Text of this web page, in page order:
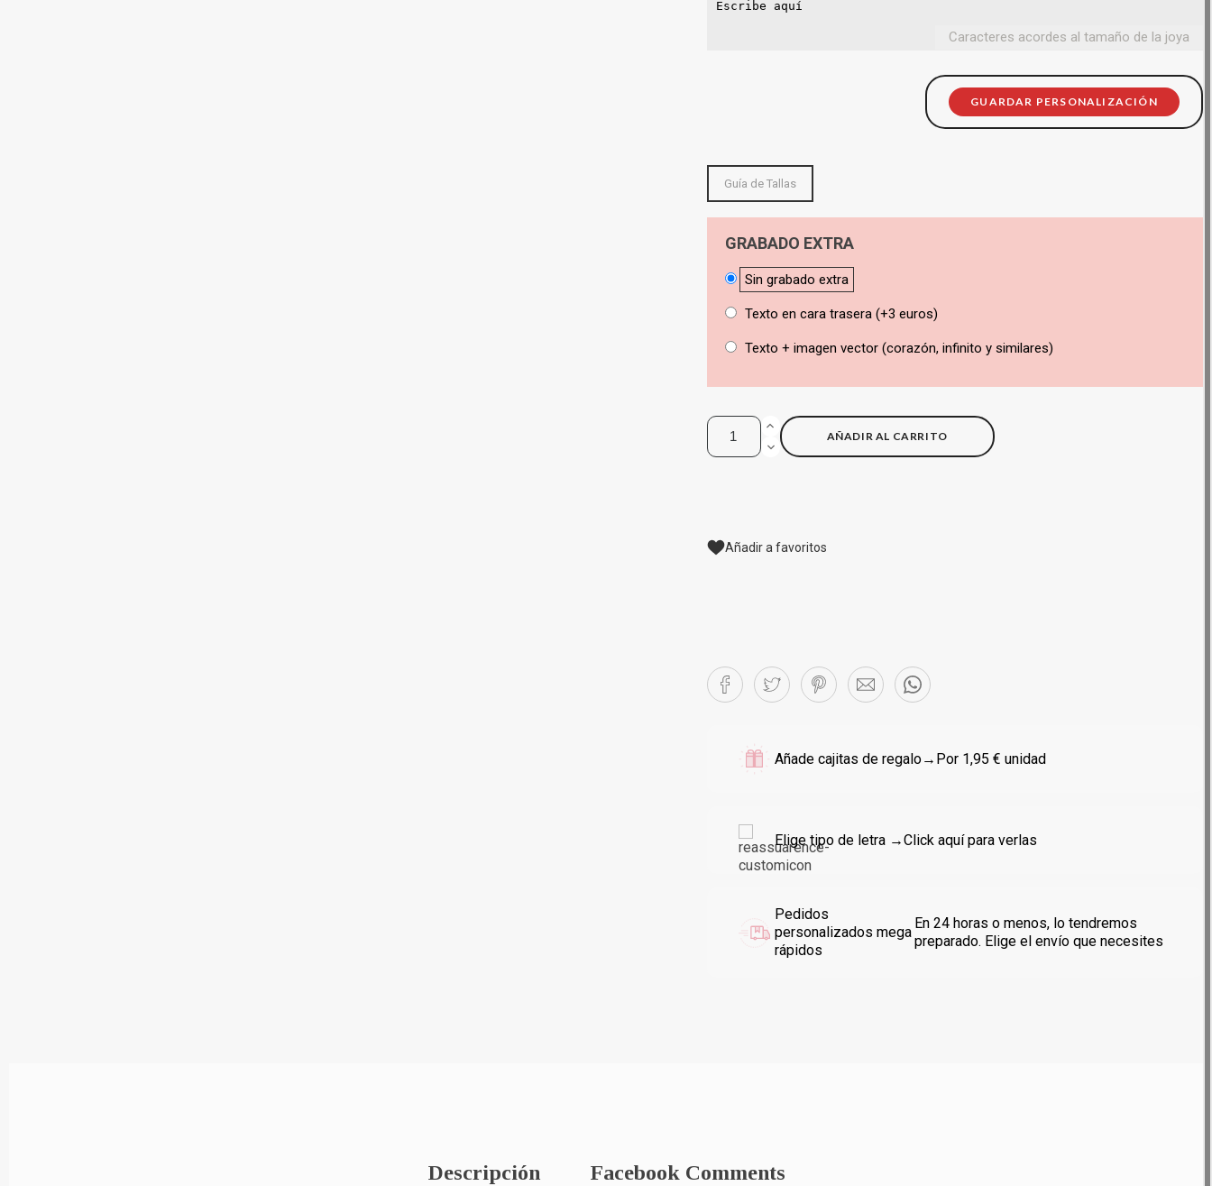
Caracteres acordes al tamaño de la joya
GUARDAR PERSONALIZACIÓN
Guía de Tallas
GRABADO EXTRA
Sin grabado extra
Texto en cara trasera (+3 euros)
Texto + imagen vector (corazón, infinito y similares)
AÑADIR AL CARRITO
Añadir a favoritos
Añade cajitas de regalo→Por 1,95 € unidad
Elige tipo de letra →Click aquí para verlas
Pedidos
personalizados mega
rápidos
En 24 horas o menos, lo tendremos
preparado. Elige el envío que necesites
Descripción Facebook Comments